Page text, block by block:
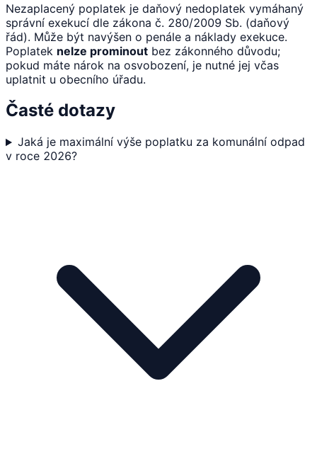
Nezaplacený poplatek je daňový nedoplatek vymáhaný
správní exekucí dle zákona č. 280/2009 Sb. (daňový
řád). Může být navýšen o penále a náklady exekuce.
Poplatek nelze prominout bez zákonného důvodu;
pokud máte nárok na osvobození, je nutné jej včas
uplatnit u obecního úřadu.
Časté dotazy
Jaká je maximální výše poplatku za komunální odpad
v roce 2026?